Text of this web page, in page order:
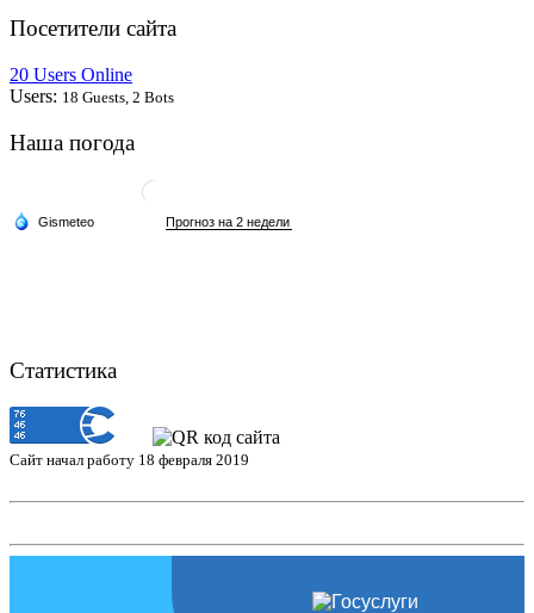
Посетители сайта
20 Users Online
Users: 18 Guests, 2 Bots
Наша погода
Статистика
Сайт начал работу 18 февраля 2019